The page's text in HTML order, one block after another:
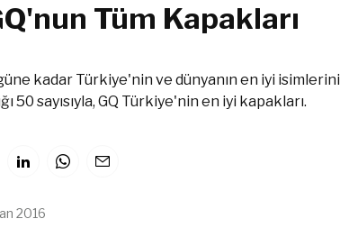
Tüm Kapakları
kadar Türkiye'nin ve dünyanın en iyi isimlerini
50 sayısıyla, GQ Türkiye'nin en iyi kapakları.
2016